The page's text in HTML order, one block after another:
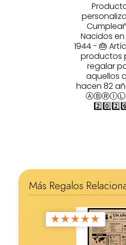
Nacidos
1944 - 🎂
productos
regalar
aquellos
hacen 82
ⒶⒷⓇⒾⓁ
Más Regalos
★★★★★